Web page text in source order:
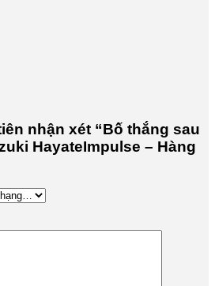
nhận xét “Bố thắng sau
HayateImpulse – Hàng